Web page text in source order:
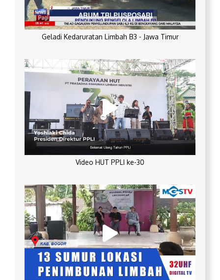
Geladi Kedaruratan Limbah B3 - Jawa Timur
Video HUT PPLI ke-30